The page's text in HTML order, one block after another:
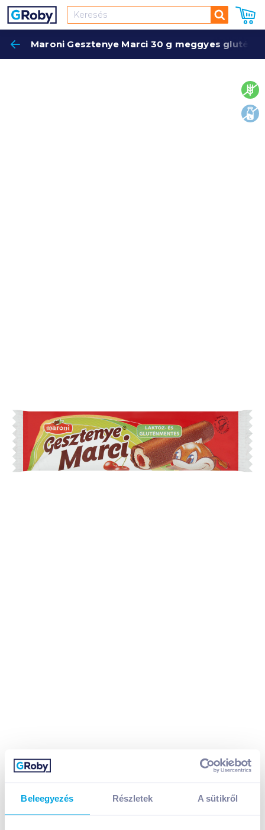
Beleegyezés Részletek A sütikről
Keresés
Maroni Gesztenye Marci 30 g meggyes